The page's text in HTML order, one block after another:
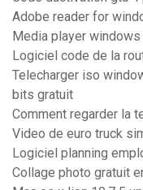
Adobe reader for
Media player
Logiciel code de la
Telecharger iso
bits gratuit
Comment regarder la
Video de euro truck
Logiciel planning
Collage photo gratuit